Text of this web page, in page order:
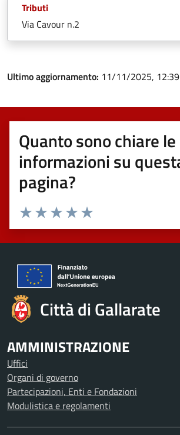
Tributi
Via Cavour n.2
Ultimo aggiornamento: 11/11/2025, 12:39
Quanto sono chiare le
informazioni su
pagina?
Valuta 5 stelle su 5
Valuta 4 stelle su 5
Valuta 3 stelle su 5
Valuta 2 stelle su 5
Valuta 1 stelle su 5
Città di Gallarate
AMMINISTRAZIONE
Uffici
Organi di governo
Partecipazioni, Enti e Fondazioni
Modulistica e regolamenti